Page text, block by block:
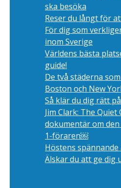
ska besöka
Reser du långt för
För dig som
inom Sverige
Världens bästa
guide!
De två städerna
Boston och New
Så klär du dig rätt
Jim Clark: The Quiet
dokumentär om
1-föraren￼
Höstens
Älskar du att ge dig